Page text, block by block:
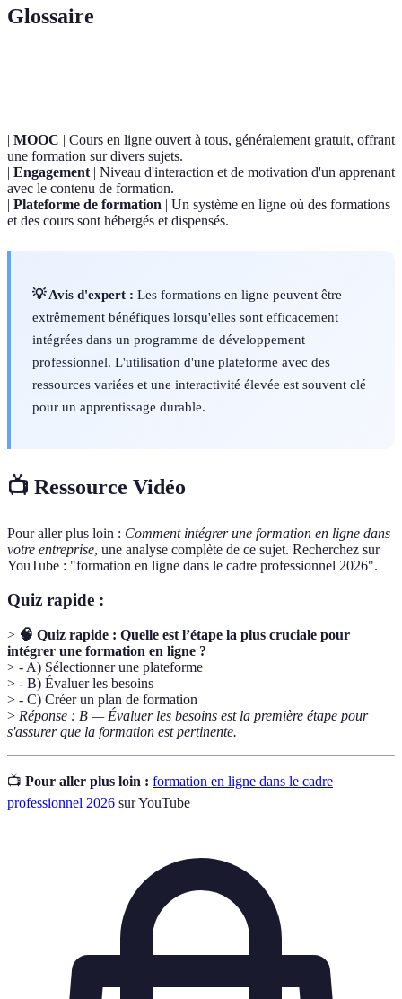
Glossaire
| MOOC | Cours en ligne ouvert à tous, généralement gratuit, offrant
une formation sur divers sujets.
| Engagement | Niveau d'interaction et de motivation d'un apprenant
avec le contenu de formation.
| Plateforme de formation | Un système en ligne où des formations
et des cours sont hébergés et dispensés.
💡 Avis d'expert : Les formations en ligne peuvent être
extrêmement bénéfiques lorsqu'elles sont efficacement
intégrées dans un programme de développement
professionnel. L'utilisation d'une plateforme avec des
ressources variées et une interactivité élevée est souvent clé
pour un apprentissage durable.
📺 Ressource Vidéo
Pour aller plus loin : Comment intégrer une formation en ligne dans
votre entreprise, une analyse complète de ce sujet. Recherchez sur
YouTube : "formation en ligne dans le cadre professionnel 2026".
Quiz rapide :
> 🧠 Quiz rapide : Quelle est l’étape la plus cruciale pour
intégrer une formation en ligne ?
> - A) Sélectionner une plateforme
> - B) Évaluer les besoins
> - C) Créer un plan de formation
> Réponse : B — Évaluer les besoins est la première étape pour
s'assurer que la formation est pertinente.
📺 Pour aller plus loin : formation en ligne dans le cadre
professionnel 2026 sur YouTube